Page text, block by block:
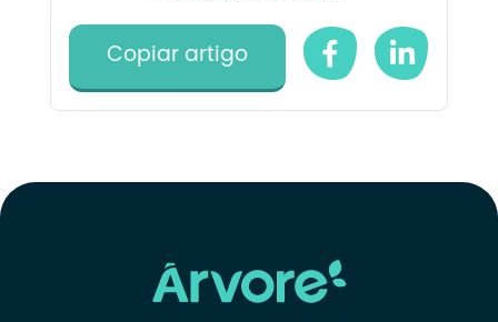
Copiar artigo